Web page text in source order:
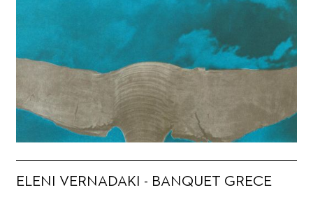
ELENI VERNADAKI - BANQUET GRECE